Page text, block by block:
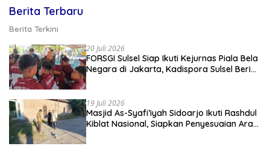
Berita Terbaru
Berita Terkini
20 Juli 2026
FORSGI Sulsel Siap Ikuti Kejurnas Piala Bela
Negara di Jakarta, Kadispora Sulsel Beri
19 Juli 2026
Masjid As-Syafi’iyah Sidoarjo Ikuti Rashdul
Kiblat Nasional, Siapkan Penyesuaian Arah